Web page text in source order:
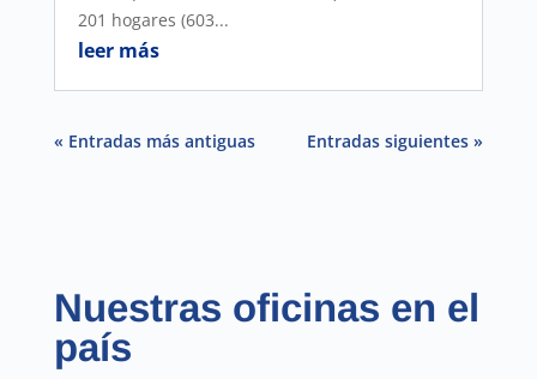
201 hogares (603...
leer más
« Entradas más antiguas Entradas siguientes »
Nuestras oficinas en el
país